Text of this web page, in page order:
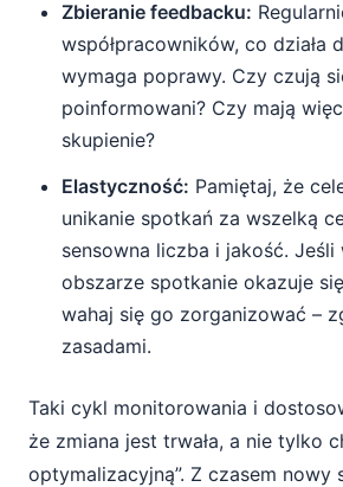
Zbieranie feedbacku:
współpracowników, co działa
wymaga poprawy. Czy czują
poinformowani? Czy mają
skupienie?
Elastyczność: Pamiętaj, że
unikanie spotkań za wszelką
sensowna liczba i jakość. Jeśli
obszarze spotkanie okazuje
wahaj się go zorganizować –
zasadami.
Taki cykl monitorowania i
że zmiana jest trwała, a nie tylko
optymalizacyjną”. Z czasem nowy